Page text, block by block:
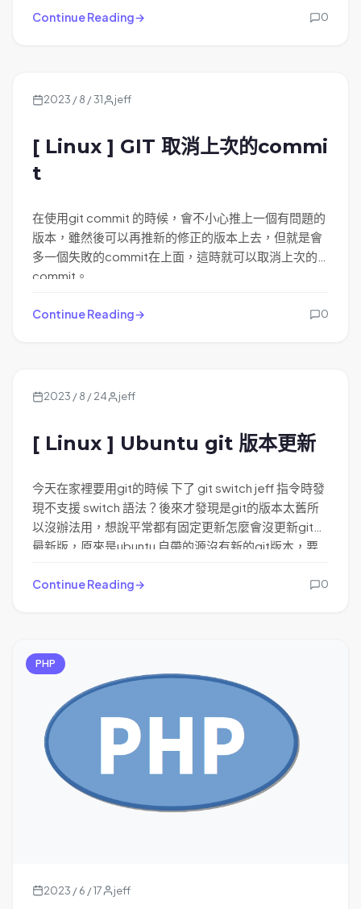
Continue Reading 0
2023 / 8 / 31 jeff
[ Linux ] GIT 取消上次的commi
t
在使用git commit 的時候，會不小心推上一個有問題的
版本，雖然後可以再推新的修正的版本上去，但就是會
多一個失敗的commit在上面，這時就可以取消上次的
commit。
Continue Reading 0
2023 / 8 / 24 jeff
[ Linux ] Ubuntu git 版本更新
今天在家裡要用git的時候 下了 git switch jeff 指令時發
現不支援 switch 語法？後來才發現是git的版本太舊所
以沒辦法用，想說平常都有固定更新怎麼會沒更新git到
最新版，原來是ubuntu 自帶的源沒有新的git版本，要
Continue Reading 0
PHP
2023 / 6 / 17 jeff